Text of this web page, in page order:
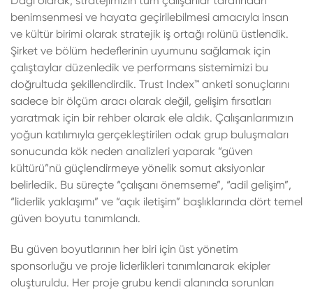
benimsenmesi ve hayata geçirilebilmesi amacıyla insan
ve kültür birimi olarak stratejik iş ortağı rolünü üstlendik.
Şirket ve bölüm hedeflerinin uyumunu sağlamak için
çalıştaylar düzenledik ve performans sistemimizi bu
doğrultuda şekillendirdik. Trust Index™ anketi sonuçlarını
sadece bir ölçüm aracı olarak değil, gelişim fırsatları
yaratmak için bir rehber olarak ele aldık. Çalışanlarımızın
yoğun katılımıyla gerçekleştirilen odak grup buluşmaları
sonucunda kök neden analizleri yaparak “güven
kültürü”nü güçlendirmeye yönelik somut aksiyonlar
belirledik. Bu süreçte “çalışanı önemseme”, “adil gelişim”,
“liderlik yaklaşımı” ve “açık iletişim” başlıklarında dört temel
güven boyutu tanımlandı.
Bu güven boyutlarının her biri için üst yönetim
sponsorluğu ve proje liderlikleri tanımlanarak ekipler
oluşturuldu. Her proje grubu kendi alanında sorunları